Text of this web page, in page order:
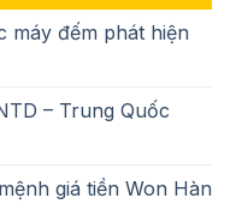
máy đếm phát hiện
– Trung Quốc
giá tiền Won Hàn